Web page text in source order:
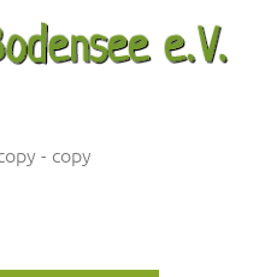
- copy